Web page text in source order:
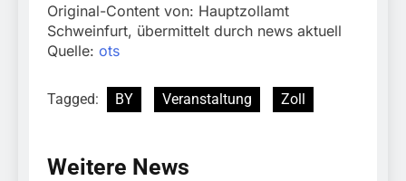
Original-Content von: Hauptzollamt
Schweinfurt, übermittelt durch news aktuell
Quelle: ots
Tagged: BY Veranstaltung Zoll
Weitere News